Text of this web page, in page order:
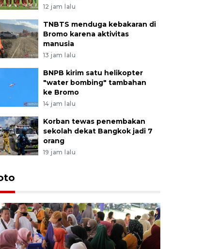
12 jam lalu
TNBTS menduga kebakaran di
Bromo karena aktivitas
manusia
13 jam lalu
BNPB kirim satu helikopter
"water bombing" tambahan
ke Bromo
14 jam lalu
Korban tewas penembakan
sekolah dekat Bangkok jadi 7
orang
19 jam lalu